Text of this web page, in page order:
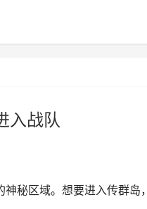
入战队
秘区域。想要进入传群岛